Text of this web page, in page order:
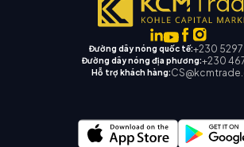
Đường dây nóng quốc tế:+230 5297
Đường dây nóng địa phương:+230
Hỗ trợ khách hàng: